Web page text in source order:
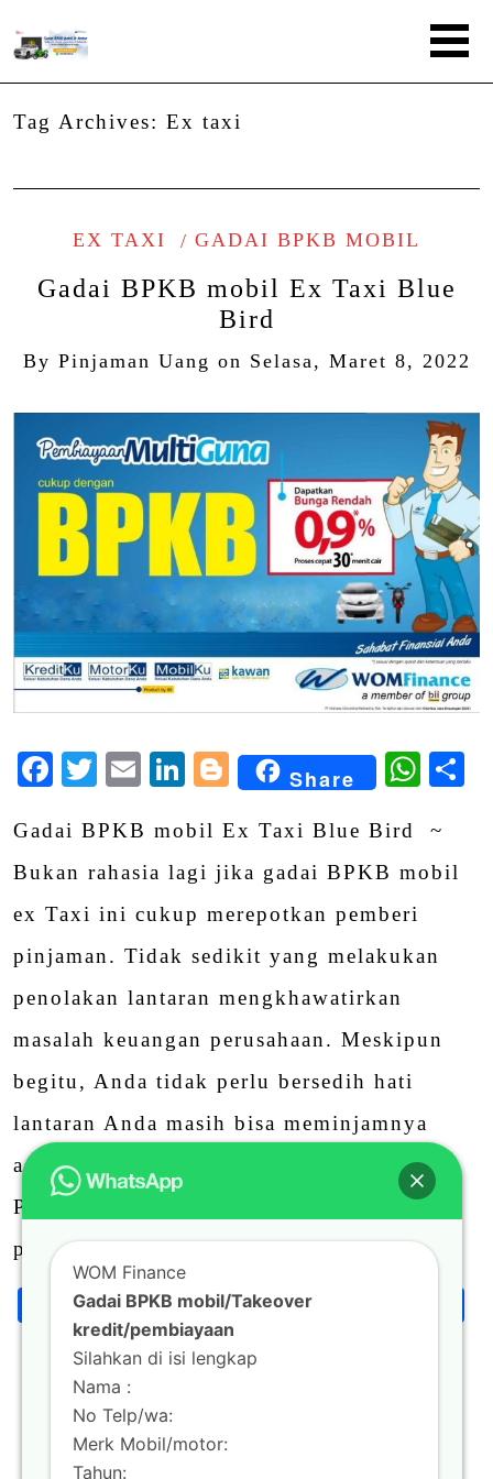
Tag Archives: Ex taxi
EX TAXI GADAI BPKB MOBIL
Gadai BPKB mobil Ex Taxi Blue
Bird
By Pinjaman Uang on Selasa, Maret 8, 2022
Facebook
Twitter
EmailLinkedIn
Blogger
Share
Gadai BPKB mobil Ex Taxi Blue Bird ~
Bukan rahasia lagi jika gadai BPKB mobil
ex Taxi ini cukup merepotkan pemberi
pinjaman. Tidak sedikit yang melakukan
penolakan lantaran mengkhawatirkan
masalah keuangan perusahaan. Meskipun
begitu, Anda tidak perlu bersedih hati
lantaran Anda masih bisa meminjamnya
asalkan memenuhi persyaratan.
Persyaratannya cukup mudah. Anda hanya
perlu melengkapi beberapa …
Facebook
Twitter
Email
LinkedIn
Blogger
Share
WOM Finance
Gadai BPKB mobil/Takeover
kredit/pembiayaan
Silahkan di isi lengkap
Nama :
No Telp/wa:
Merk Mobil/motor:
Tahun: